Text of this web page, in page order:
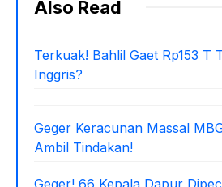
Also Read
Terkuak! Bahlil Gaet Rp153 T
Inggris?
Geger Keracunan Massal
Ambil Tindakan!
Geger! 66 Kepala Dapur